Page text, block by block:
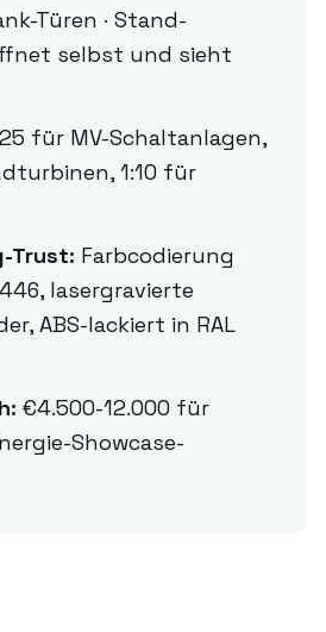
Türen · Stand-
selbst und sieht
für MV-Schaltanlagen,
1:10 für
Trust: Farbcodierung
lasergravierte
ABS-lackiert in RAL
€4.500-12.000 für
Showcase-